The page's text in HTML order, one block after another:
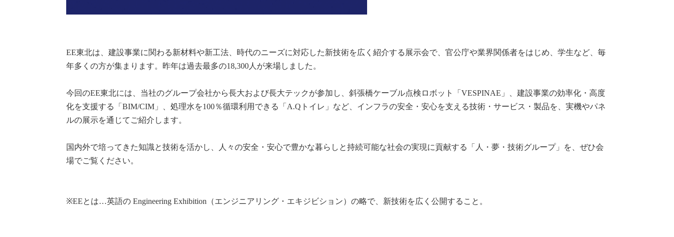
EE東北は、建設事業に関わる新材料や新工法、時代のニーズに対応した新技術を広く紹介する展示会で、官公庁や業界関係者をはじめ、学生など、毎
年多くの方が集まります。昨年は過去最多の18,300人が来場しました。
今回のEE東北には、当社のグループ会社から長大および長大テックが参加し、斜張橋ケーブル点検ロボット「VESPINAE」、建設事業の効率化・高度
化を支援する「BIM/CIM」、処理水を100％循環利用できる「A.Qトイレ」など、インフラの安全・安心を支える技術・サービス・製品を、実機やパネ
ルの展示を通じてご紹介します。
国内外で培ってきた知識と技術を活かし、人々の安全・安心で豊かな暮らしと持続可能な社会の実現に貢献する「人・夢・技術グループ」を、ぜひ会
場でご覧ください。
※EEとは…英語の Engineering Exhibition（エンジニアリング・エキジビション）の略で、新技術を広く公開すること。